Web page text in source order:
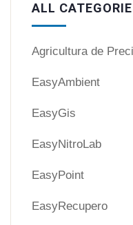
ALL
Agricultura de
EasyAmbient
EasyGis
EasyNitroLab
EasyPoint
EasyRecupero